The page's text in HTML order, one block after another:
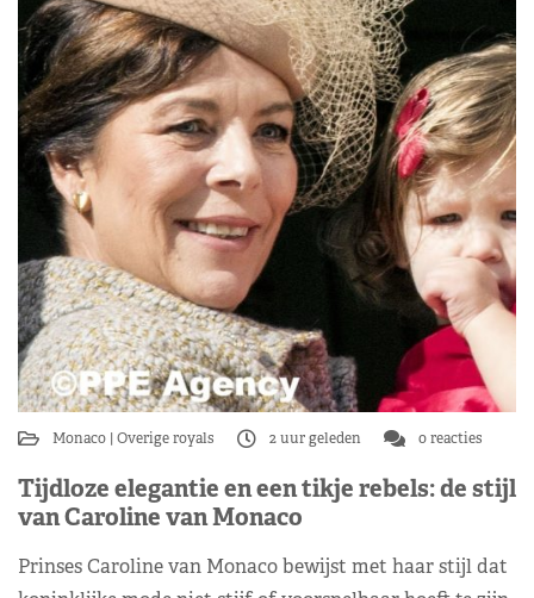
Monaco Overige royals 2 uur geleden 0 reacties
Tijdloze elegantie en een tikje rebels: de stijl
van Caroline van Monaco
Prinses Caroline van Monaco bewijst met haar stijl dat